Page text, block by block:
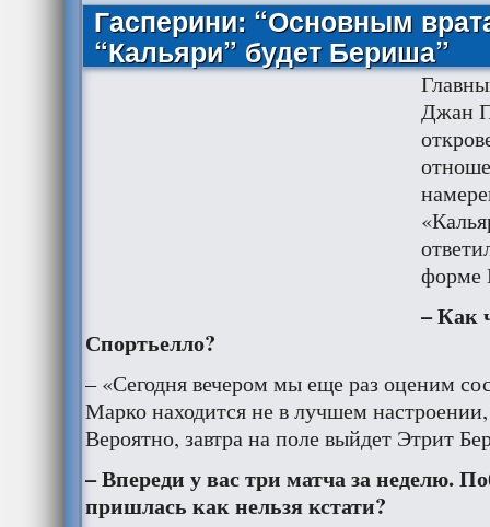
Гасперини: “Основным
“Кальяри” будет Бериша”
Джан
форме
– Как
Спортьелло?
– «Сегодня вечером мы еще раз оценим
Марко находится не в лучшем
Вероятно, завтра на поле выйдет Этрит
– Впереди у вас три матча за неделю.
пришлась как нельзя кстати?